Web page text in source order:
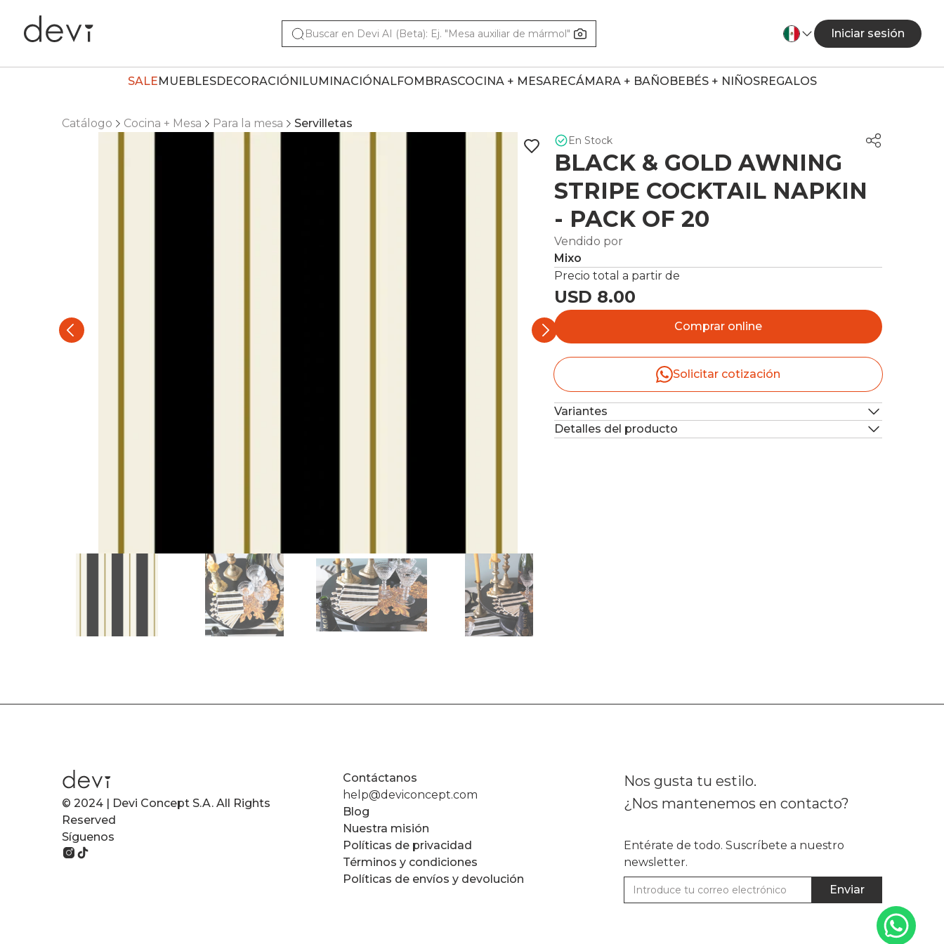
Iniciar sesión
SALEMUEBLESDECORACIÓNILUMINACIÓNALFOMBRASCOCINA + MESARECÁMARA + BAÑOBEBÉS + NIÑOSREGALOS
Catálogo Cocina + Mesa Para la mesa Servilletas
En Stock
BLACK & GOLD AWNING
STRIPE COCKTAIL NAPKIN
- PACK OF 20
Vendido por
Mixo
Precio total a partir de
USD 8.00
Comprar online
Solicitar cotización
Variantes
Detalles del producto
© 2024 | Devi Concept S.A. All Rights
Reserved
Síguenos
Contáctanos
help@deviconcept.com
Blog
Nuestra misión
Políticas de privacidad
Términos y condiciones
Políticas de envíos y devolución
Nos gusta tu estilo.
¿Nos mantenemos en contacto?
Entérate de todo. Suscríbete a nuestro
newsletter.
Enviar